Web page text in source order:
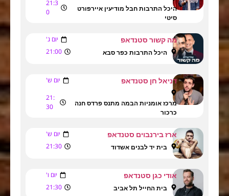
היכל התרבות חבל מודיעין איירפורט
סיטי
21:3
0
מה קשור סטנדאפ יום ג'
היכל התרבות כפר סבא 21:00
דניאל חן סטנדאפ יום ש'
מרכז אומניות הבמה מתנס פרדס חנה
כרכור
21:
30
ארז בירנבוים סטנדאפ יום ש'
בית יד לבנים אשדוד 21:30
אודי כגן סטנדאפ יום ו'
בית החייל תל אביב 21:30